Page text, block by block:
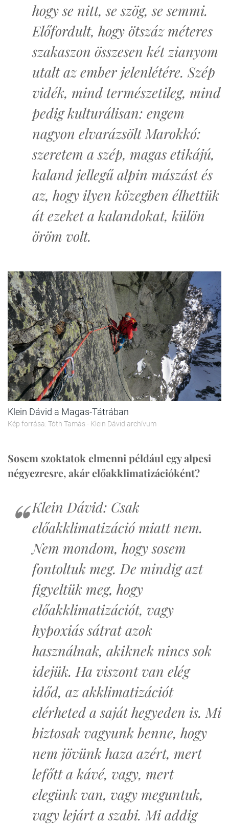
hogy se nitt, se szög, se semmi.
Előfordult, hogy ötszáz méteres
szakaszon összesen két zianyom
utalt az ember jelenlétére. Szép
vidék, mind természetileg, mind
pedig kulturálisan: engem
nagyon elvarázsölt Marokkó:
szeretem a szép, magas etikájú,
kaland jellegű alpin mászást és
az, hogy ilyen közegben élhettük
át ezeket a kalandokat, külön
öröm volt.
Klein Dávid a Magas-Tátrában
Kép forrása: Tóth Tamás - Klein Dávid archívum
Sosem szoktatok elmenni például egy alpesi
négyezresre, akár előakklimatizációként?
Klein Dávid: Csak
előakklimatizáció miatt nem.
Nem mondom, hogy sosem
fontoltuk meg. De mindig azt
figyeltük meg, hogy
előakklimatizációt, vagy
hypoxiás sátrat azok
használnak, akiknek nincs sok
idejük. Ha viszont van elég
időd, az akklimatizációt
elérheted a saját hegyeden is. Mi
biztosak vagyunk benne, hogy
nem jövünk haza azért, mert
lefőtt a kávé, vagy, mert
elegünk van, vagy meguntuk,
vagy lejárt a szabi. Mi addig